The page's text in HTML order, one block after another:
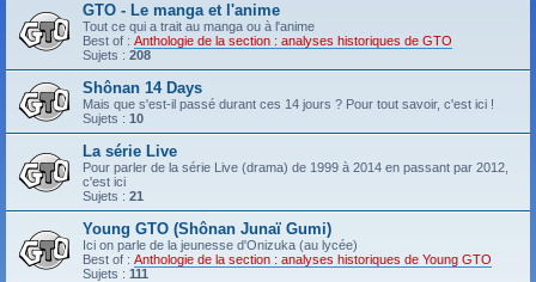
GTO - Le manga et l'anime
Tout ce qui a trait au manga ou à l'anime
Best of : Anthologie de la section : analyses historiques de GTO
Sujets : 208
Shônan 14 Days
Mais que s'est-il passé durant ces 14 jours ? Pour tout savoir, c'est ici !
Sujets : 10
La série Live
Pour parler de la série Live (drama) de 1999 à 2014 en passant par 2012,
c'est ici
Sujets : 21
Young GTO (Shônan Junaï Gumi)
Ici on parle de la jeunesse d'Onizuka (au lycée)
Best of : Anthologie de la section : analyses historiques de Young GTO
Sujets : 111